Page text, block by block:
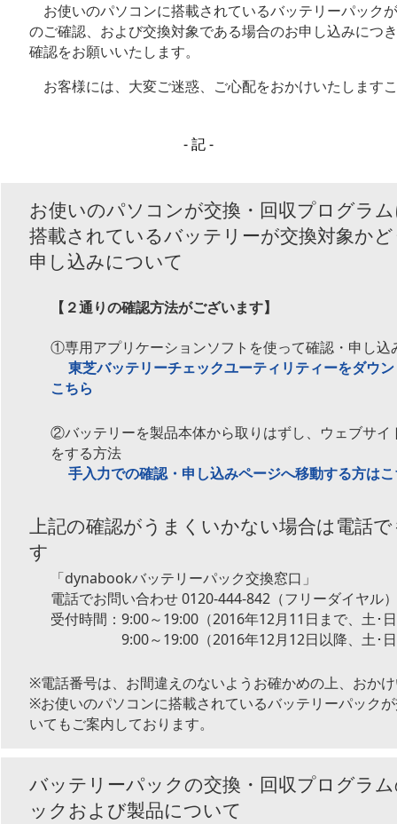
お使いのパソコンに搭載されているバッテリーパック
のご確認、および交換対象である場合のお申し込みにつ
確認をお願いいたします。
お客様には、大変ご迷惑、ご心配をおかけいたします
- 記 -
お使いのパソコンが交換・回収プログラ
搭載されているバッテリーが交換対象か
申し込みについて
【２通りの確認方法がございます】
①専用アプリケーションソフトを使って確認・申し込
東芝バッテリーチェックユーティリティーをダウ
こちら
②バッテリーを製品本体から取りはずし、ウェブサ
をする方法
手入力での確認・申し込みページへ移動する方は
上記の確認がうまくいかない場合は電話
す
「dynabookバッテリーパック交換窓口」
電話でお問い合わせ0120-444-842（フリーダイヤル）
受付時間：9:00～19:00（2016年12月11日まで、土･
9:00～19:00（2016年12月12日以降、土･
※電話番号は、お間違えのないようお確かめの上、おか
※お使いのパソコンに搭載されているバッテリーパック
いてもご案内しております。
バッテリーパックの交換・回収プログラ
ックおよび製品について